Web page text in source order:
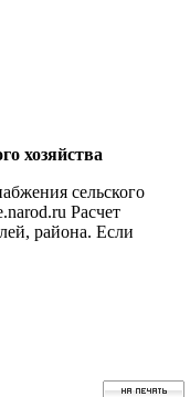
хозяйства
сельского
Расчет
района. Если